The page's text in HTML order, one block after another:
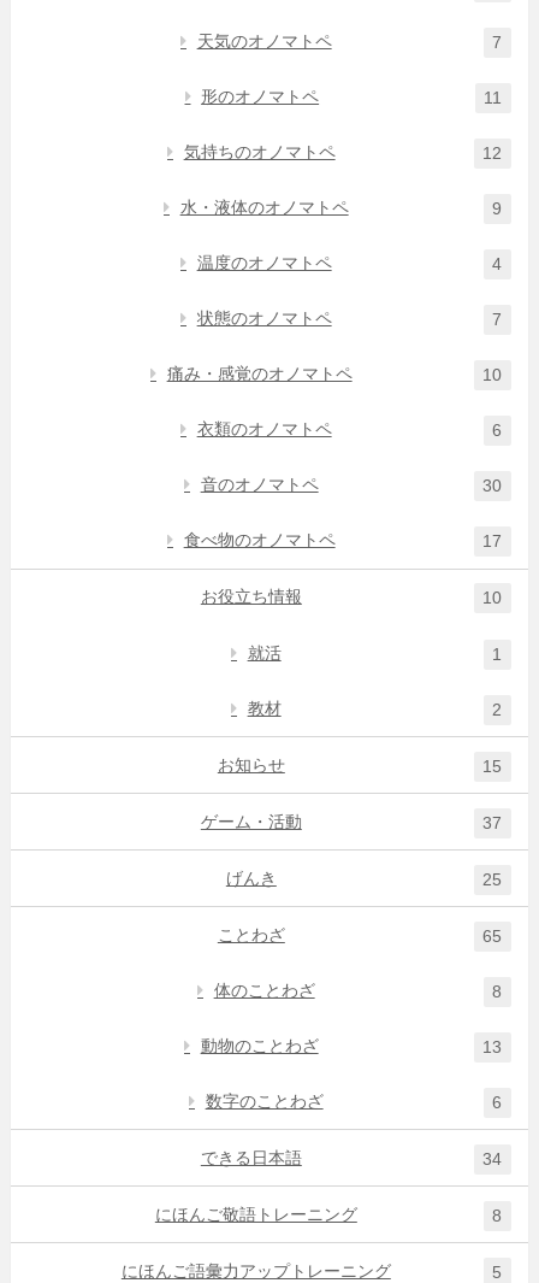
天気のオノマトペ 7
形のオノマトペ 11
気持ちのオノマトペ 12
水・液体のオノマトペ 9
温度のオノマトペ 4
状態のオノマトペ 7
痛み・感覚のオノマトペ 10
衣類のオノマトペ 6
音のオノマトペ 30
食べ物のオノマトペ 17
お役立ち情報 10
就活 1
教材 2
お知らせ 15
ゲーム・活動 37
げんき 25
ことわざ 65
体のことわざ 8
動物のことわざ 13
数字のことわざ 6
できる日本語 34
にほんご敬語トレーニング 8
にほんご語彙力アップトレーニング 5